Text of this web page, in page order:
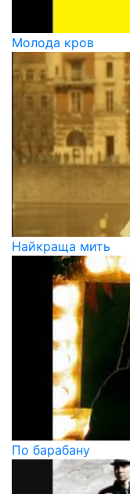
Молода кров
Найкраща мить
По барабану